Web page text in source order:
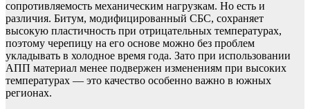
сопротивляемость механическим нагрузкам. Но есть и
различия. Битум, модифицированный СБС, сохраняет
высокую пластичность при отрицательных температурах,
поэтому черепицу на его основе можно без проблем
укладывать в холодное время года. Зато при использовании
АПП материал менее подвержен изменениям при высоких
температурах — это качество особенно важно в южных
регионах.